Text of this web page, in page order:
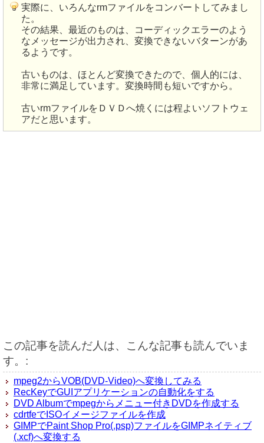
実際に、いろんなrmファイルをコンバートしてみまし
た。
その結果、最近のものは、コーディックエラーのよう
なメッセージが出力され、変換できないバターンがあ
るようです。
古いものは、ほとんど変換できたので、個人的には、
非常に満足しています。変換時間も短いですから。
古いrmファイルをＤＶＤへ焼くには程よいソフトウェ
アだと思います。
この記事を読んだ人は、こんな記事も読んでいま
す。:
mpeg2からVOB(DVD-Video)へ変換してみる
RecKeyでGUIアプリケーションの自動化をする
DVD Albumでmpegからメニュー付きDVDを作成する
cdrtfeでISOイメージファイルを作成
GIMPでPaint Shop Pro(.psp)ファイルをGIMPネイティブ
(.xcf)へ変換する